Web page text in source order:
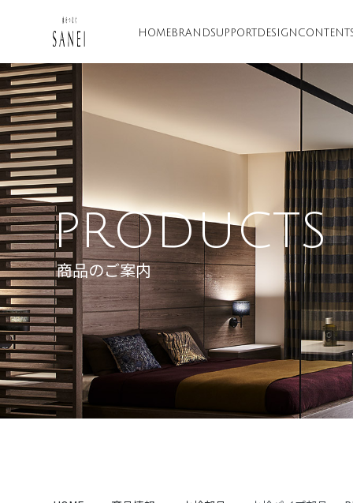
HOME BRANDSUPPORT DESIGN
PRODUCTS
商品のご案内